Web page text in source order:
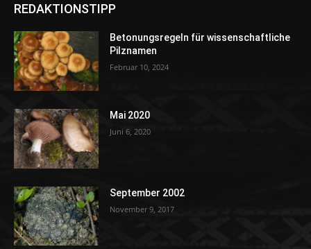
REDAKTIONSTIPP
Betonungsregeln für wissenschaftliche
Pilznamen
Februar 10, 2024
Mai 2020
Juni 6, 2020
September 2002
November 9, 2017